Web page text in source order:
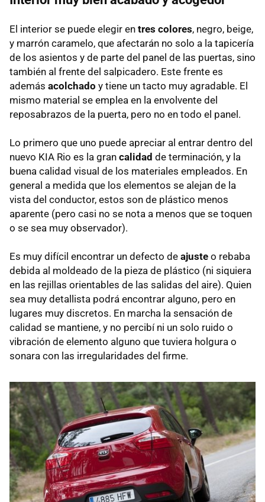
El interior se puede elegir en tres colores, negro, beige,
y marrón caramelo, que afectarán no solo a la tapicería
de los asientos y de parte del panel de las puertas, sino
también al frente del salpicadero. Este frente es
además acolchado y tiene un tacto muy agradable. El
mismo material se emplea en la envolvente del
reposabrazos de la puerta, pero no en todo el panel.
Lo primero que uno puede apreciar al entrar dentro del
nuevo KIA Rio es la gran calidad de terminación, y la
buena calidad visual de los materiales empleados. En
general a medida que los elementos se alejan de la
vista del conductor, estos son de plástico menos
aparente (pero casi no se nota a menos que se toquen
o se sea muy observador).
Es muy difícil encontrar un defecto de ajuste o rebaba
debida al moldeado de la pieza de plástico (ni siquiera
en las rejillas orientables de las salidas del aire). Quien
sea muy detallista podrá encontrar alguno, pero en
lugares muy discretos. En marcha la sensación de
calidad se mantiene, y no percibí ni un solo ruido o
vibración de elemento alguno que tuviera holgura o
sonara con las irregularidades del firme.